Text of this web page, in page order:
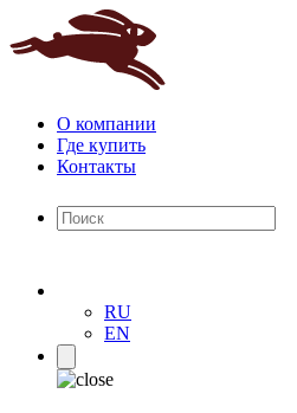
О компании
Где купить
Контакты
RU
EN